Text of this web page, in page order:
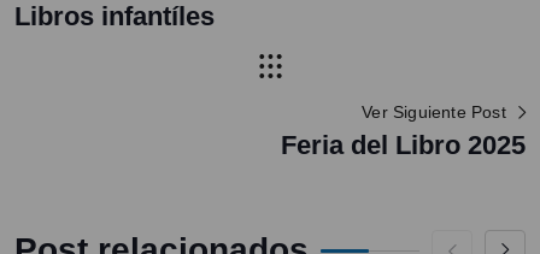
Libros infantíles
Ver Siguiente Post
Feria del Libro 2025